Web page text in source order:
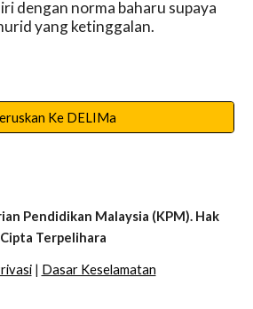
dengan norma baharu supaya
yang ketinggalan.
Ke DELIMa
Pendidikan Malaysia (KPM). Hak
Cipta Terpelihara
| Dasar Keselamatan